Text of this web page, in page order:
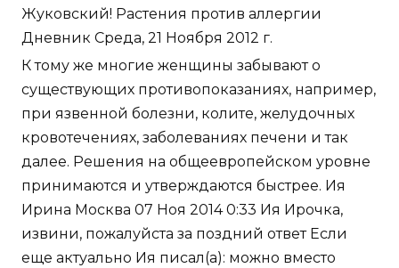
Жуковский! Растения против аллергии
Дневник Среда, 21 Ноября 2012 г.
К тому же многие женщины забывают о
существующих противопоказаниях, например,
при язвенной болезни, колите, желудочных
кровотечениях, заболеваниях печени и так
далее. Решения на общеевропейском уровне
принимаются и утверждаются быстрее. Ия
Ирина Москва 07 Ноя 2014 0:33 Ия Ирочка,
извини, пожалуйста за поздний ответ Если
еще актуально Ия писал(а): можно вместо